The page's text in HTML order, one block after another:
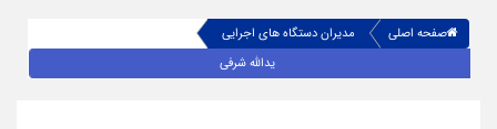
صفحه اصلی
مدیران دستگاه های اجرایی
یدالله شرفی